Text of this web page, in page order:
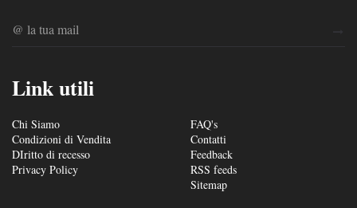
Link utili
Chi Siamo
Condizioni di Vendita
DIritto di recesso
Privacy Policy
FAQ's
Contatti
Feedback
RSS feeds
Sitemap